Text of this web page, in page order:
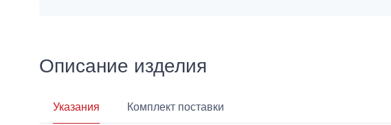
Описание изделия
Указания Комплект поставки